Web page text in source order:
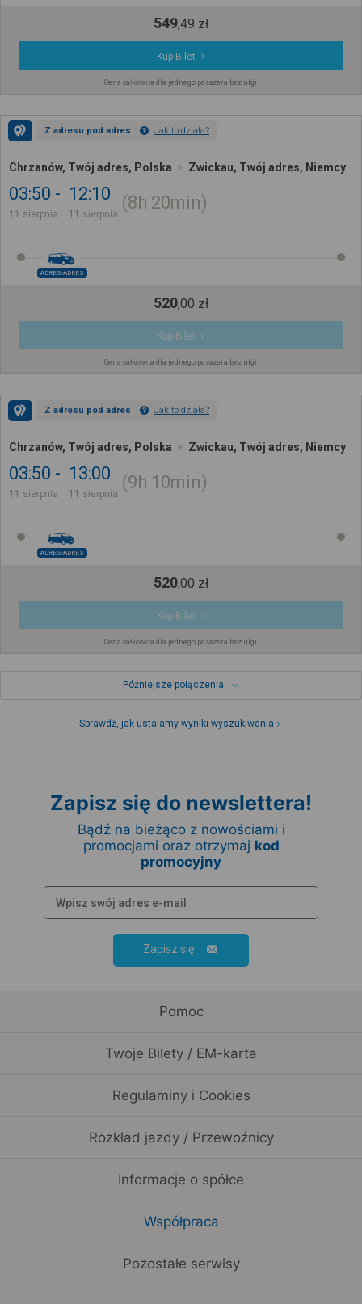
549,49 zł
Kup Bilet
Cena całkowita dla jednego pasażera bez ulgi
Z adresu pod adres Jak to działa?
Chrzanów, Twój adres, Polska Zwickau, Twój adres, Niemcy
03:50
11 sierpnia
12:10
11 sierpnia
8h 20min
ADRES-ADRES
520,00 zł
Kup Bilet
Cena całkowita dla jednego pasażera bez ulgi
Z adresu pod adres Jak to działa?
Chrzanów, Twój adres, Polska Zwickau, Twój adres, Niemcy
03:50
11 sierpnia
13:00
11 sierpnia
9h 10min
ADRES-ADRES
520,00 zł
Kup Bilet
Cena całkowita dla jednego pasażera bez ulgi
Późniejsze połączenia
Sprawdź, jak ustalamy wyniki wyszukiwania
Zapisz się do newslettera!
Bądź na bieżąco z nowościami i
promocjami oraz otrzymaj kod
promocyjny
Zapisz się
Pomoc
Twoje Bilety / EM-karta
Regulaminy i Cookies
Rozkład jazdy / Przewoźnicy
Informacje o spółce
Współpraca
Pozostałe serwisy